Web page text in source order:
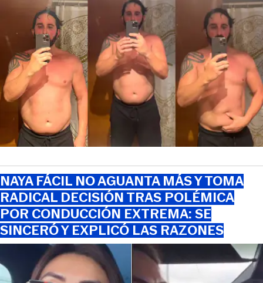
NAYA FÁCIL NO AGUANTA MÁS Y TOMA
RADICAL DECISIÓN TRAS POLÉMICA
POR CONDUCCIÓN EXTREMA: SE
SINCERÓ Y EXPLICÓ LAS RAZONES